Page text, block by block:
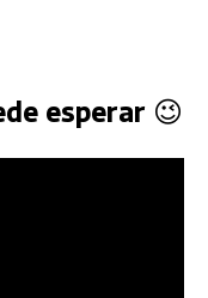
esperar 😉